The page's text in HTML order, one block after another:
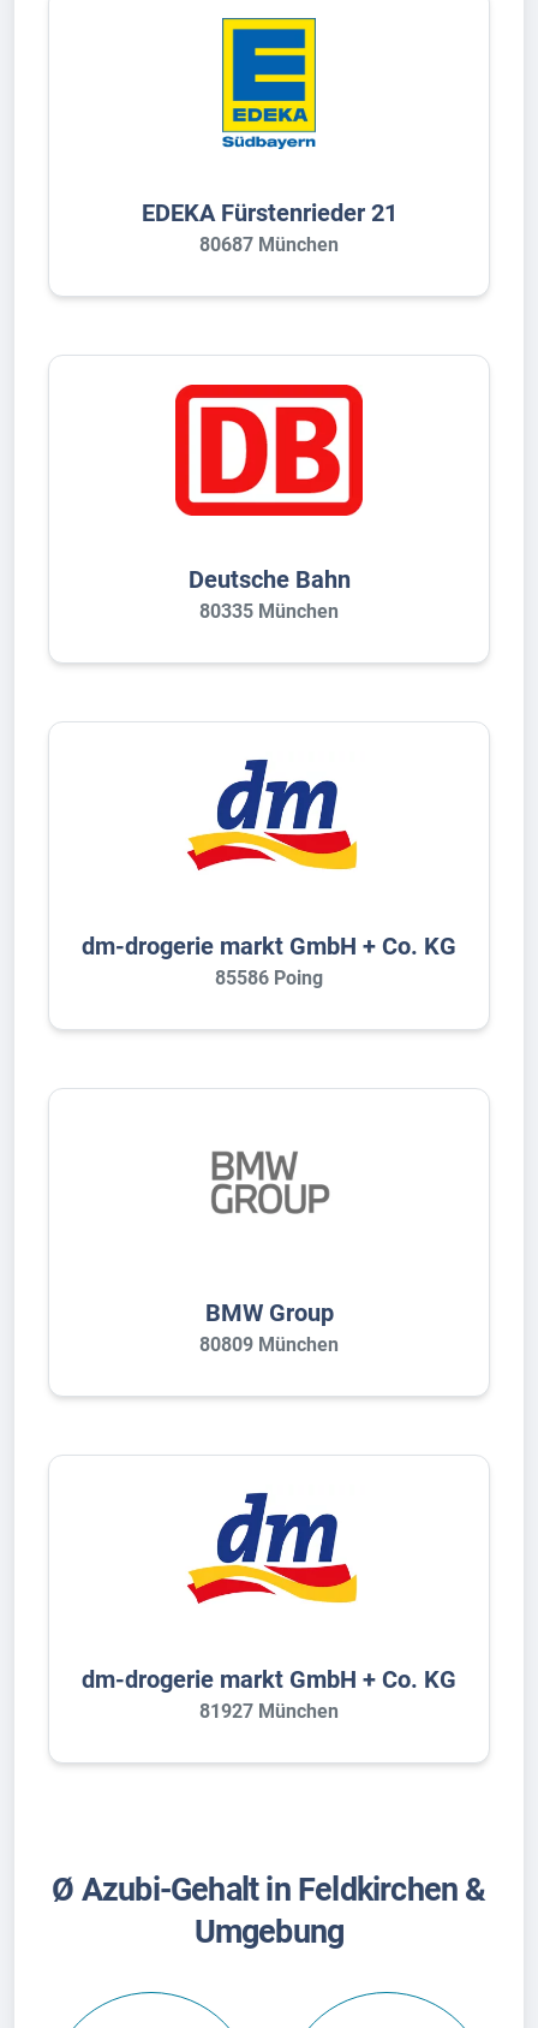
EDEKA Fürstenrieder 21
80687 München
Deutsche Bahn
80335 München
dm-drogerie markt GmbH + Co. KG
85586 Poing
BMW Group
80809 München
dm-drogerie markt GmbH + Co. KG
81927 München
Ø Azubi-Gehalt in Feldkirchen &
Umgebung